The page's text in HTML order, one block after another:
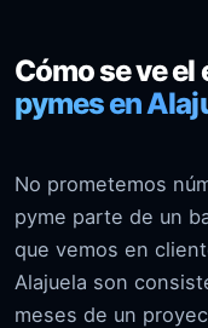
Cómo se ve el
pymes en
No prometemos
pyme parte de un
que vemos en
Alajuela son
meses de un